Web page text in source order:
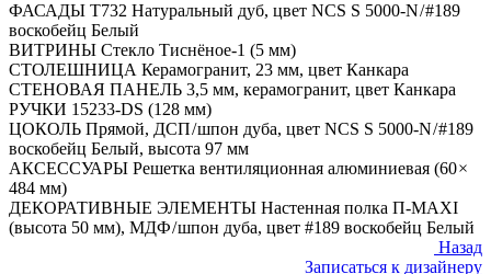
ФАСАДЫ Т732 Натуральный дуб, цвет NCS S 5000-N / #189
воскобейц Белый
ВИТРИНЫ Стекло Тиснёное-1 (5 мм)
СТОЛЕШНИЦА Керамогранит, 23 мм, цвет Канкара
СТЕНОВАЯ ПАНЕЛЬ 3,5 мм, керамогранит, цвет Канкара
РУЧКИ 15233-DS (128 мм)
ЦОКОЛЬ Прямой, ДСП / шпон дуба, цвет NCS S 5000-N / #189
воскобейц Белый, высота 97 мм
АКСЕССУАРЫ Решетка вентиляционная алюминиевая (60 ×
484 мм)
ДЕКОРАТИВНЫЕ ЭЛЕМЕНТЫ Настенная полка П-MAXI
(высота 50 мм), МДФ / шпон дуба, цвет #189 воскобейц Белый
Назад
Записаться к дизайнеру